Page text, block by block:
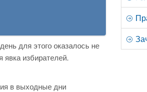
для этого оказалось не
избирателей.
в выходные дни